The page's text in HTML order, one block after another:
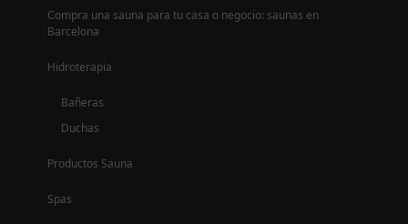
Compra una sauna para tu casa o negocio: saunas en
Barcelona
Hidroterapia
Bañeras
Duchas
Productos Sauna
Spas